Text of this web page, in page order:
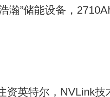
瀚”储能设备，
资英特尔，NVLink技